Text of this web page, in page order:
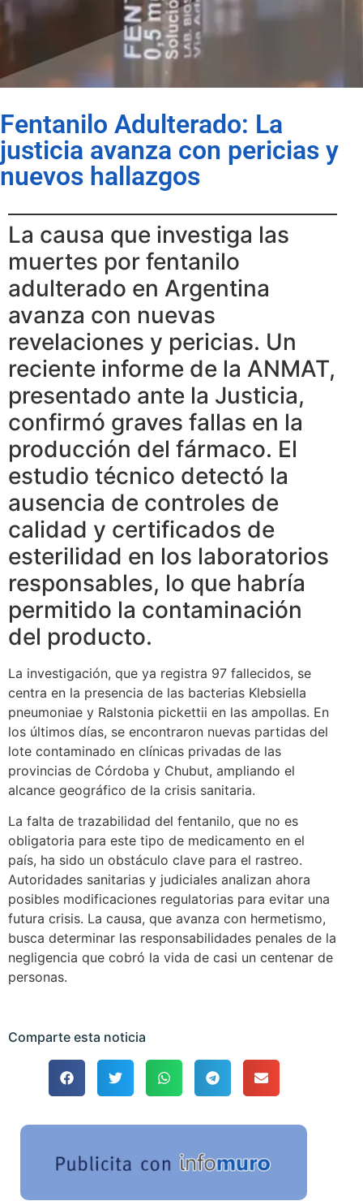
Fentanilo Adulterado: La
justicia avanza con pericias y
nuevos hallazgos
La causa que investiga las
muertes por fentanilo
adulterado en Argentina
avanza con nuevas
revelaciones y pericias. Un
reciente informe de la ANMAT,
presentado ante la Justicia,
confirmó graves fallas en la
producción del fármaco. El
estudio técnico detectó la
ausencia de controles de
calidad y certificados de
esterilidad en los laboratorios
responsables, lo que habría
permitido la contaminación
del producto.
La investigación, que ya registra 97 fallecidos, se
centra en la presencia de las bacterias Klebsiella
pneumoniae y Ralstonia pickettii en las ampollas. En
los últimos días, se encontraron nuevas partidas del
lote contaminado en clínicas privadas de las
provincias de Córdoba y Chubut, ampliando el
alcance geográfico de la crisis sanitaria.
La falta de trazabilidad del fentanilo, que no es
obligatoria para este tipo de medicamento en el
país, ha sido un obstáculo clave para el rastreo.
Autoridades sanitarias y judiciales analizan ahora
posibles modificaciones regulatorias para evitar una
futura crisis. La causa, que avanza con hermetismo,
busca determinar las responsabilidades penales de la
negligencia que cobró la vida de casi un centenar de
personas.
Comparte esta noticia